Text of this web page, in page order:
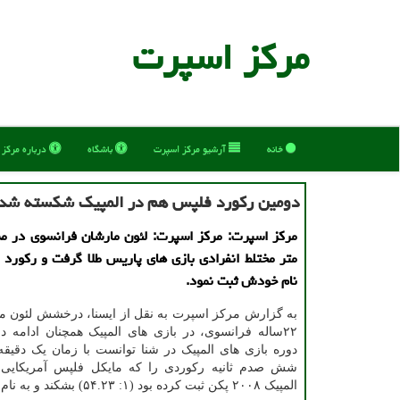
مركز اسپرت
خانه آرشیو مركز اسپرت باشگاه درباره
دومین رکورد فلپس هم در المپیک شکسته
متر مختلط انفرادی بازی های پاریس طلا گرفت و رکورد
نام خودش ثبت نمود.
به گزارش مرکز اسپرت به نقل از ایسنا، درخشش لئون
۲۲ساله فرانسوی، در بازی های المپیک همچنان ادامه
شش صدم ثانیه رکوردی را که مایکل فلپس
المپیک ۲۰۰۸ پکن ثبت کرده بود (۱: ۵۴.۲۳) بشکند و به نام خود ثبت کند.